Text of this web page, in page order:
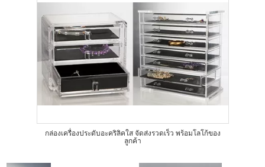
กล่องเครื่องประดับอะคริลิคใส จัดส่งรวดเร็ว พร้อมโลโก้ของ
ลูกค้า